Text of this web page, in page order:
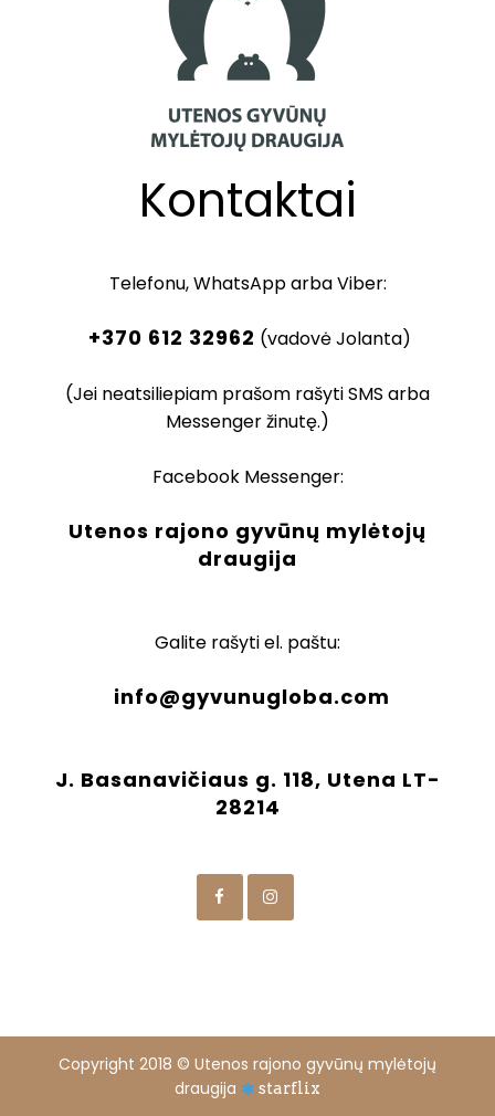
Kontaktai
Telefonu, WhatsApp arba Viber:
+370 612 32962 (vadovė Jolanta)
(Jei neatsiliepiam prašom rašyti SMS arba
Messenger žinutę.)
Facebook Messenger:
Utenos rajono gyvūnų mylėtojų
draugija
Galite rašyti el. paštu:
info@gyvunugloba.com
J. Basanavičiaus g. 118, Utena LT-
28214
Copyright 2018 © Utenos rajono gyvūnų mylėtojų
draugija
starflix